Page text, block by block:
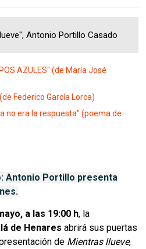
Antonio Portillo Casado
AZULES" (de María José
Federico García Lorca)
no era la respuesta" (poema de
Antonio Portillo presenta
a las 19:00 h, la
de Henares abrirá sus puertas
de Mientras llueve,